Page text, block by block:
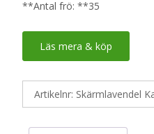
**Antal frö: **35
Läs mera & köp
Artikelnr: Skärmlavendel